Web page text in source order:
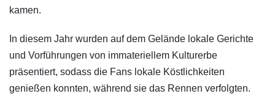
kamen.
In diesem Jahr wurden auf dem Gelände lokale Gerichte
und Vorführungen von immateriellem Kulturerbe
präsentiert, sodass die Fans lokale Köstlichkeiten
genießen konnten, während sie das Rennen verfolgten.